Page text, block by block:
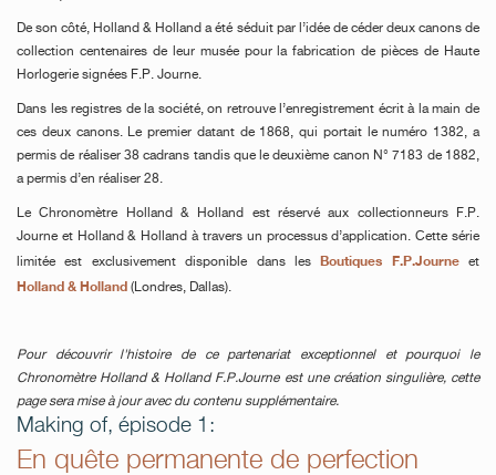
De son côté, Holland & Holland a été séduit par l’idée de céder deux canons de
collection centenaires de leur musée pour la fabrication de pièces de Haute
Horlogerie signées F.P. Journe.
Dans les registres de la société, on retrouve l’enregistrement écrit à la main de
ces deux canons. Le premier datant de 1868, qui portait le numéro 1382, a
permis de réaliser 38 cadrans tandis que le deuxième canon N° 7183 de 1882,
a permis d’en réaliser 28.
Le Chronomètre Holland & Holland est réservé aux collectionneurs F.P.
Journe et Holland & Holland à travers un processus d’application. Cette série
limitée est exclusivement disponible dans les Boutiques F.P.Journeet
Holland & Holland (Londres, Dallas).
Pour découvrir l'histoire de ce partenariat exceptionnel et pourquoi le
Chronomètre Holland & Holland F.P.Journe est une création singulière, cette
page sera mise à jour avec du contenu supplémentaire.
Making of, épisode 1:
En quête permanente de perfection